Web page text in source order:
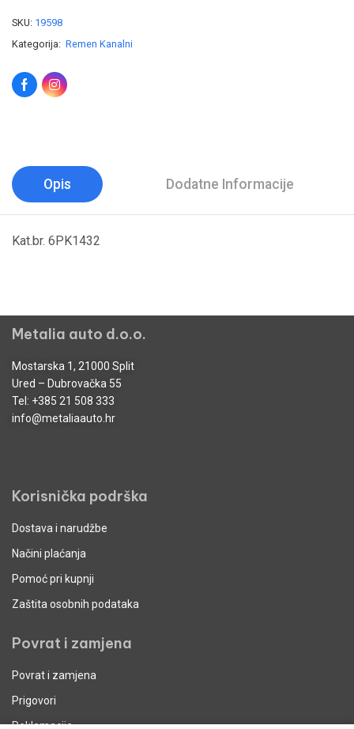
SKU: 19598
Kategorija: Remen Kanalni
Opis Dodatne Informacije
Kat.br. 6PK1432
Metalia auto d.o.o.
Mostarska 1, 21000 Split
Ured – Dubrovačka 55
Tel: +385 21 508 333
info@metaliaauto.hr
Korisnička podrška
Dostava i narudžbe
Načini plaćanja
Pomoć pri kupnji
Zaštita osobnih podataka
Povrat i zamjena
Povrat i zamjena
Prigovori
Reklamacije